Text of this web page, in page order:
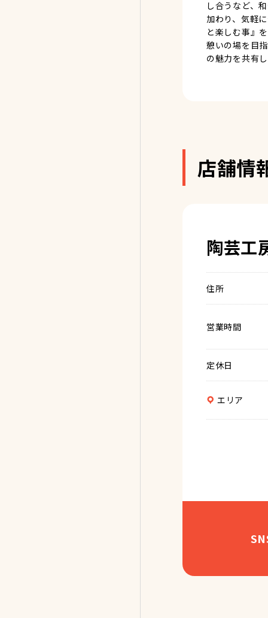
し合うなど、
加わり、気軽
と楽しむ事』
憩いの場を目
の魅力を共有
店舗情
陶芸工
住所
営業時間
定休日
エリア